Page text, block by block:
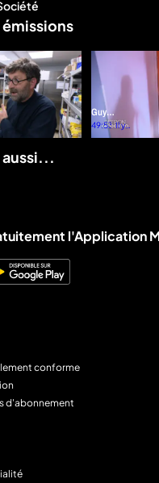
Guy
Gérault,
directeur
49:53 Il y a
8
aussi...
l'Application
conforme
d'abonnement